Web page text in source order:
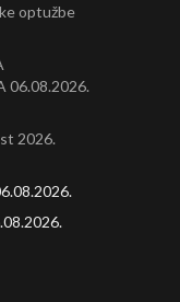
optužbe
06.08.2026.
2026.